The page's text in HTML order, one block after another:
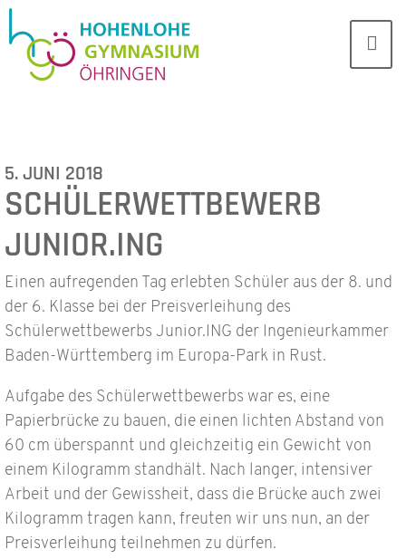
5. JUNI 2018
SCHÜLERWETTBEWERB
JUNIOR.ING
Einen aufregenden Tag erlebten Schüler aus der 8. und
der 6. Klasse bei der Preisverleihung des
Schülerwettbewerbs Junior.ING der Ingenieurkammer
Baden-Württemberg im Europa-Park in Rust.
Aufgabe des Schülerwettbewerbs war es, eine
Papierbrücke zu bauen, die einen lichten Abstand von
60 cm überspannt und gleichzeitig ein Gewicht von
einem Kilogramm standhält. Nach langer, intensiver
Arbeit und der Gewissheit, dass die Brücke auch zwei
Kilogramm tragen kann, freuten wir uns nun, an der
Preisverleihung teilnehmen zu dürfen.